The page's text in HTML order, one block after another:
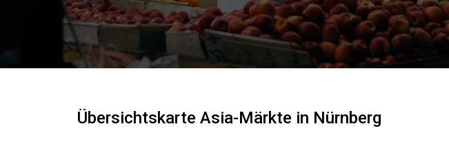
Übersichtskarte Asia-Märkte in Nürnberg